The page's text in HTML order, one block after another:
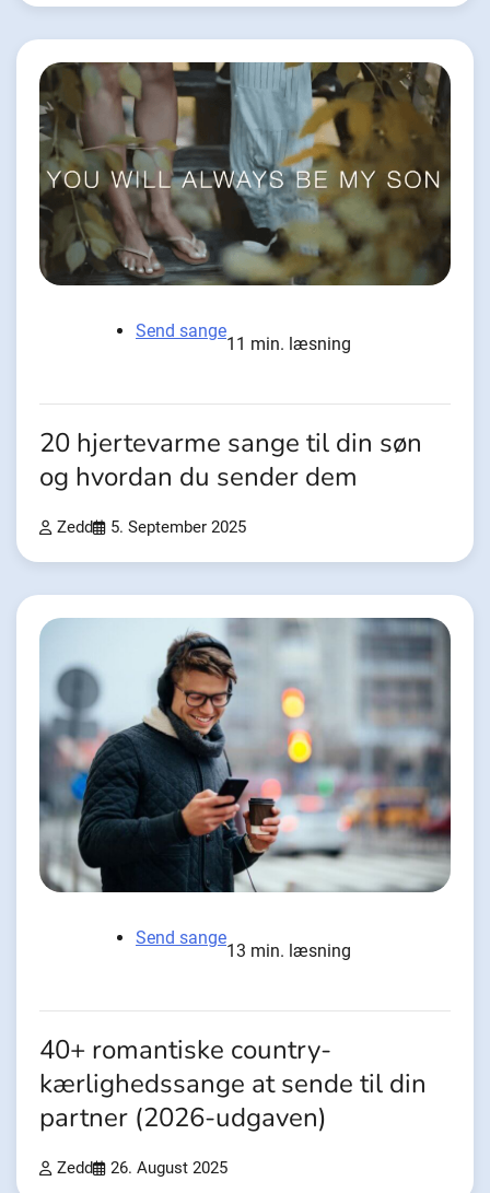
Send sange
11 min. læsning
20 hjertevarme sange til din søn
og hvordan du sender dem
Zedd 5. September 2025
Send sange
13 min. læsning
40+ romantiske country-
kærlighedssange at sende til din
partner (2026-udgaven)
Zedd 26. August 2025